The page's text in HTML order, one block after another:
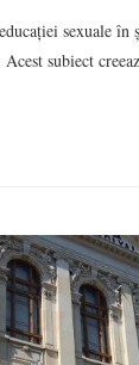
sexuale în
subiect